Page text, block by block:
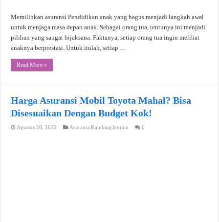
Memilihkan asuransi Pendidikan anak yang bagus menjadi langkah awal
untuk menjaga masa depan anak. Sebagai orang tua, tentunya ini menjadi
pilihan yang sangat bijaksana. Faktanya, setiap orang tua ingin melihat
anaknya berprestasi. Untuk itulah, setiap …
Read More »
Harga Asuransi Mobil Toyota Mahal? Bisa
Disesuaikan Dengan Budget Kok!
Agustus 20, 2022 Asuransi-KambingJoynim 0